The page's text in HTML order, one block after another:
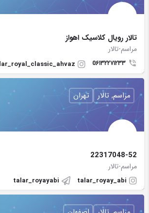
تالار رویال کلاسیک اهواز
مراسم-تالار
0۶۱۳۲۲۷۱۲۳۳
22317048-52
مراسم-تالار
talar_royay_abi
talar_royayabi
مراسم, تالار تهران